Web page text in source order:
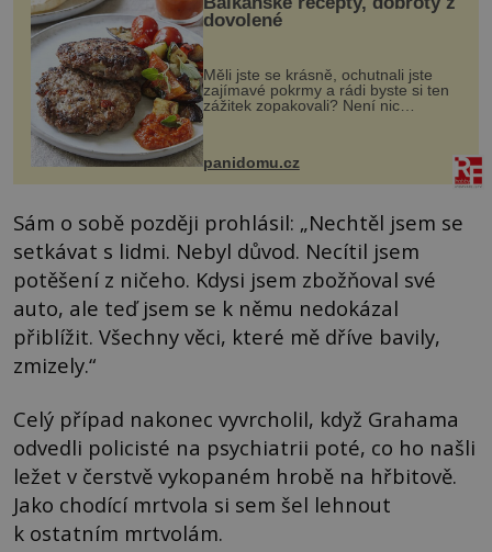
dovolené
Měli jste se krásně, ochutnali jste
zajímavé pokrmy a rádi byste si ten
zážitek zopakovali? Není nic
snazšího. Pljeskavica (10 porcí)
Možná jste ji ochutnali na dovolené v
panidomu.cz
Sám o sobě později prohlásil: „Nechtěl jsem se
setkávat s lidmi. Nebyl důvod. Necítil jsem
potěšení z ničeho. Kdysi jsem zbožňoval své
auto, ale teď jsem se k němu nedokázal
přiblížit. Všechny věci, které mě dříve bavily,
zmizely.“
Celý případ nakonec vyvrcholil, když Grahama
odvedli policisté na psychiatrii poté, co ho našli
ležet v čerstvě vykopaném hrobě na hřbitově.
Jako chodící mrtvola si sem šel lehnout
k ostatním mrtvolám.